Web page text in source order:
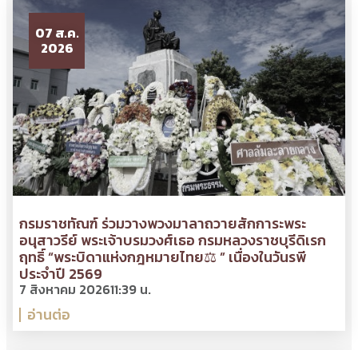
07 ส.ค.
2026
กรมราชทัณฑ์ ร่วมวางพวงมาลาถวายสักการะพระ
อนุสาวรีย์ พระเจ้าบรมวงศ์เธอ กรมหลวงราชบุรีดิเรก
ฤทธิ์ “พระบิดาแห่งกฎหมายไทย⚖ ” เนื่องในวันรพี
ประจำปี 2569
7 สิงหาคม 202611:39 น.
อ่านต่อ